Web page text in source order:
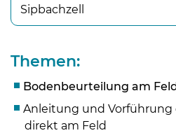
Sipbachzell
Themen:
Bodenbeurteilung am
Anleitung und Vorführung
direkt am Feld